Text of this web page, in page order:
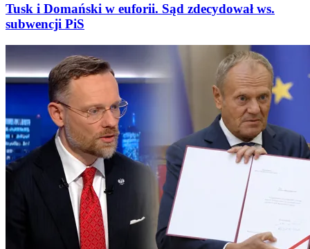
Tusk i Domański w euforii. Sąd zdecydował ws.
subwencji PiS